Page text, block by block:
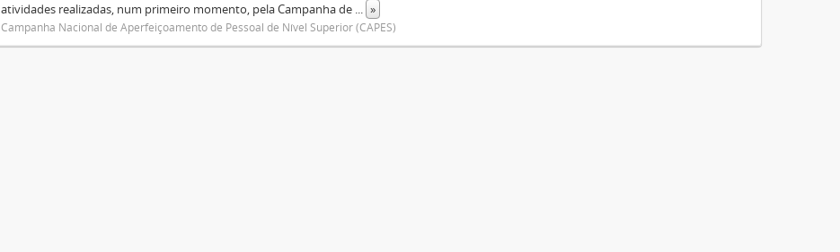
atividades realizadas, num primeiro momento, pela Campanha de ... »
Campanha Nacional de Aperfeiçoamento de Pessoal de Nível Superior (CAPES)